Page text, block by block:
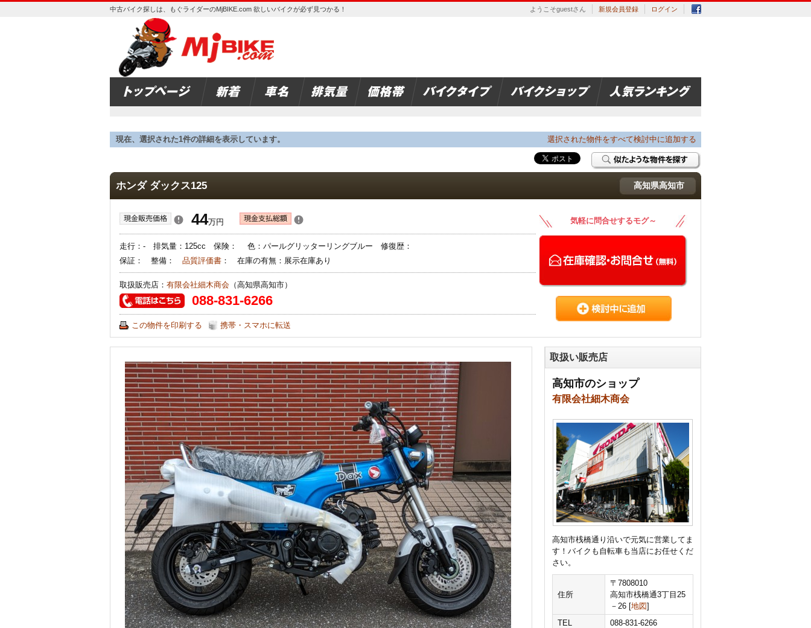
中古バイク探しは、もぐライダーのMjBIKE.com 欲しいバイクが必ず見つかる！ ようこそguestさん 新規会員登録 ログイン
現在、選択された1件の詳細を表示しています。 選択された物件をすべて検討中に追加する
ホンダ ダックス125 高知県高知市
44万円 気軽に問合せするモグ～
走行：- 排気量：125cc 保険： 色：パールグリッターリングブルー 修復歴：
保証： 整備： 品質評価書： 在庫の有無：展示在庫あり
取扱販売店： 有限会社細木商会（高知県高知市）
088-831-6266
この物件を印刷する 携帯・スマホに転送
取扱い販売店
高知市のショップ
有限会社細木商会
高知市桟橋通り沿いで元気に営業してま
す！バイクも自転車も当店にお任せくだ
さい。
住所
〒7808010
高知市桟橋通3丁目25
－26 [地図]
TEL
088-831-6266